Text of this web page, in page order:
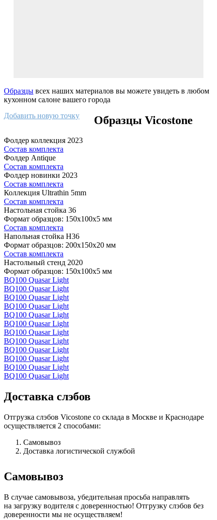
Образцы всех наших материалов вы можете увидеть в любом
кухонном салоне вашего города
Добавить новую точку
Образцы Vicostone
Фолдер коллекция 2023
Состав комплекта
Фолдер Antique
Состав комплекта
Фолдер новинки 2023
Состав комплекта
Коллекция Ultrathin 5mm
Состав комплекта
Настольная стойка 36
Формат образцов: 150x100x5 мм
Состав комплекта
Напольная стойка H36
Формат образцов: 200x150x20 мм
Состав комплекта
Настольный стенд 2020
Формат образцов: 150x100x5 мм
BQ100 Quasar Light
BQ100 Quasar Light
BQ100 Quasar Light
BQ100 Quasar Light
BQ100 Quasar Light
BQ100 Quasar Light
BQ100 Quasar Light
BQ100 Quasar Light
BQ100 Quasar Light
BQ100 Quasar Light
BQ100 Quasar Light
BQ100 Quasar Light
Доставка слэбов
Отгрузка слэбов Vicostone со склада в Москве и Краснодаре
осуществляется 2 способами:
Самовывоз
Доставка логистической службой
Самовывоз
В случае самовывоза, убедительная просьба направлять
на загрузку водителя с доверенностью! Отгрузку слэбов без
доверенности мы не осуществляем!